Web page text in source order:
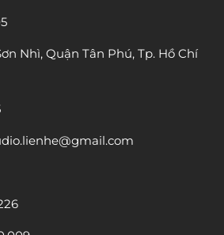
Nhì, Quận Tân Phú, Tp. Hồ Chí